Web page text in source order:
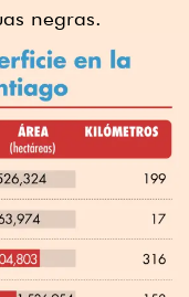
negras.